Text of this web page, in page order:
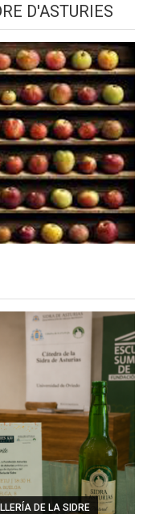
D'ASTURIES
DE LA SIDRE